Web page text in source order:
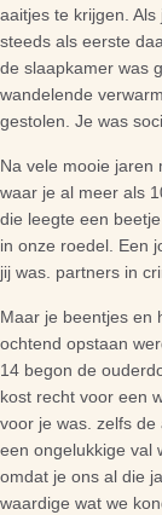
aaitjes te krijgen.
steeds als eerste
de slaapkamer was
wandelende
gestolen. Je was
Na vele mooie jaren
waar je al meer als
die leegte een
in onze roedel. Een
jij was. partners in
Maar je beentjes en
ochtend opstaan
14 begon de
kost recht voor een
voor je was. zelfs de
een ongelukkige val
omdat je ons al die
waardige wat we